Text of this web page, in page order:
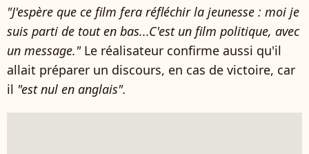
"J'espère que ce film fera réfléchir la jeunesse : moi je
suis parti de tout en bas...C'est un film politique, avec
un message." Le réalisateur confirme aussi qu'il
allait préparer un discours, en cas de victoire, car
il "est nul en anglais".